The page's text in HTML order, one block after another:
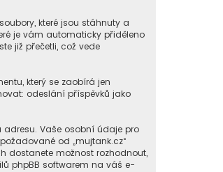
které jsou stáhnuty a
je vám automaticky přiděleno
již přečetli, což vede
který se zaobírá jen
odeslání příspěvků jako
Vaše osobní údaje pro
od „mujtank.cz“
dostanete možnost rozhodnout,
phpBB softwarem na váš e-